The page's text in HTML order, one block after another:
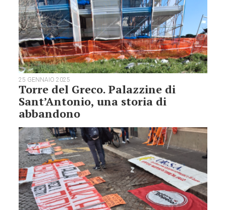
25 GENNAIO 2025
Torre del Greco. Palazzine di
Sant’Antonio, una storia di
abbandono